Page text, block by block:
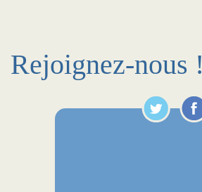
Rejoignez-nous !